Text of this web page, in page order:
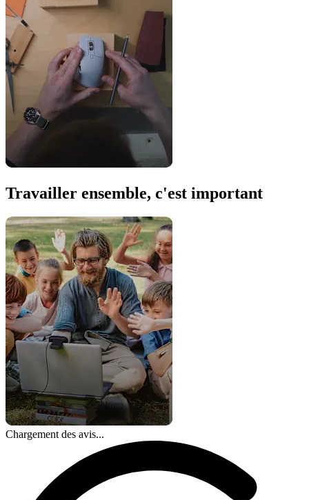
Travailler ensemble, c'est important
Chargement des avis...